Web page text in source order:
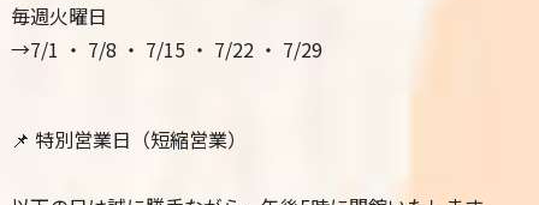
毎週火曜日
→7/1 ・ 7/8 ・ 7/15 ・ 7/22 ・ 7/29
📌 特別営業日（短縮営業）